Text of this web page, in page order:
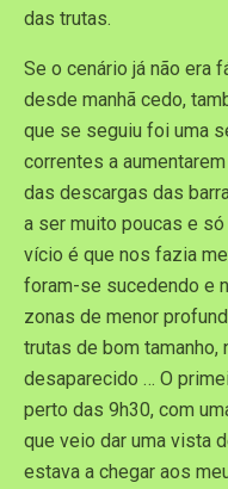
das trutas.
Se o cenário já não era
desde manhã cedo,
que se seguiu foi uma
correntes a
das descargas das
a ser muito poucas e
vício é que nos fazia
foram-se sucedendo e
zonas de menor
trutas de bom
desaparecido … O
perto das 9h30, com
que veio dar uma vista
estava a chegar aos